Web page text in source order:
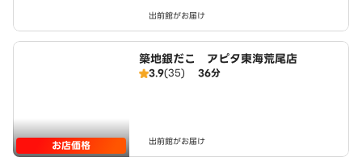
出前館がお届け
お店価格
築地銀だこ アピタ東海荒尾店
3.9(35) 36分
出前館がお届け